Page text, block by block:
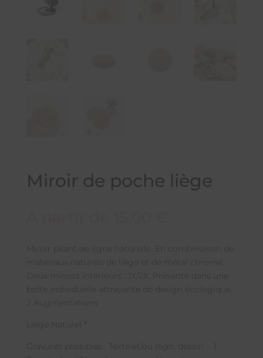
Miroir de poche liège
Miroir pliant de ligne naturelle. En combinaison de
matériaux naturels de liège et de métal chromé.
Deux miroirs intérieurs : 1X/2X. Présenté dans une
boîte individuelle attrayante de design écologique.
2 Augmentations
Liège Naturel *
Gravures possibles : Texte et/ou logo, dessin … 1